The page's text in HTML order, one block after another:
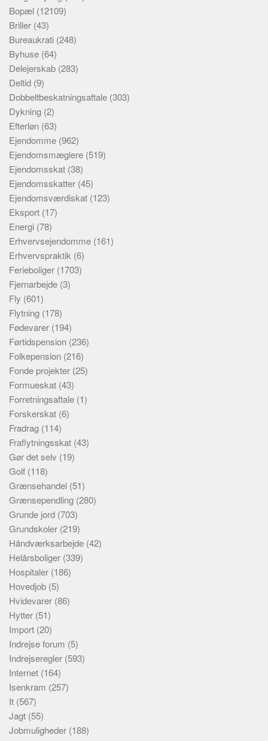
Bopæl (12109)
Briller (43)
Bureaukrati (248)
Byhuse (64)
Delejerskab (283)
Deltid (9)
Dobbeltbeskatningsaftale (303)
Dykning (2)
Efterløn (63)
Ejendomme (962)
Ejendomsmæglere (519)
Ejendomsskat (38)
Ejendomsskatter (45)
Ejendomsværdiskat (123)
Eksport (17)
Energi (78)
Erhvervsejendomme (161)
Erhvervspraktik (6)
Ferieboliger (1703)
Fjernarbejde (3)
Fly (601)
Flytning (178)
Fødevarer (194)
Førtidspension (236)
Folkepension (216)
Fonde projekter (25)
Formueskat (43)
Forretningsaftale (1)
Forskerskat (6)
Fradrag (114)
Fraflytningsskat (43)
Gør det selv (19)
Golf (118)
Grænsehandel (51)
Grænsependling (280)
Grunde jord (703)
Grundskoler (219)
Håndværksarbejde (42)
Helårsboliger (339)
Hospitaler (186)
Hovedjob (5)
Hvidevarer (86)
Hytter (51)
Import (20)
Indrejse forum (5)
Indrejseregler (593)
Internet (164)
Isenkram (257)
It (567)
Jagt (55)
Jobmuligheder (188)